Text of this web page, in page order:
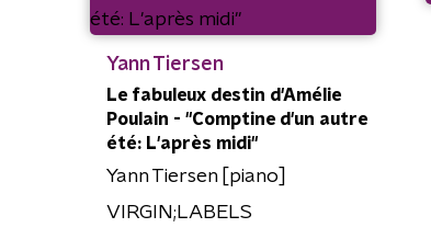
Yann Tiersen
Le fabuleux destin d'Amélie
Poulain - "Comptine d'un autre
été: L'après midi"
Yann Tiersen [piano]
VIRGIN;LABELS